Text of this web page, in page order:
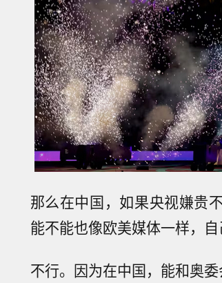
那么在中国，如果央视嫌贵
能不能也像欧美媒体一样，
不行。因为在中国，能和奥